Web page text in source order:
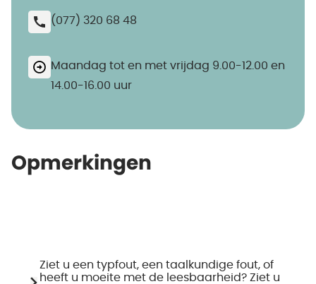
(077) 320 68 48
Maandag tot en met vrijdag 9.00-12.00 en
14.00-16.00 uur
Opmerkingen
Ziet u een typfout, een taalkundige fout, of
heeft u moeite met de leesbaarheid? Ziet u